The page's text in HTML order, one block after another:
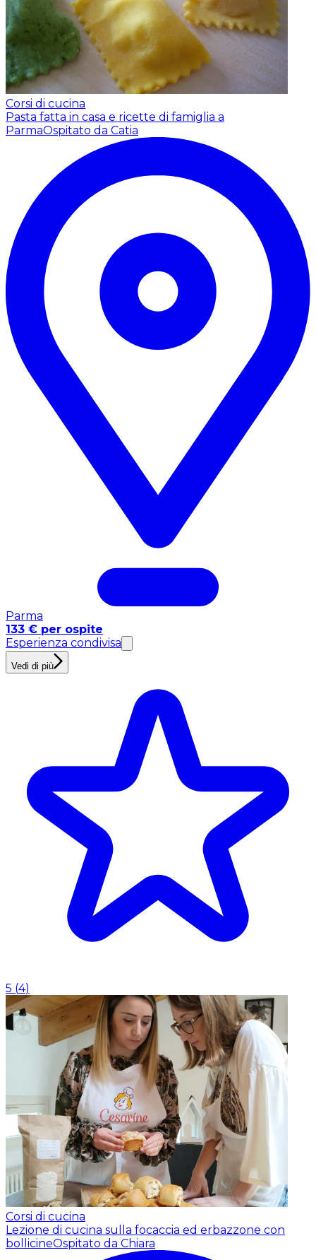
Corsi di cucina
Pasta fatta in casa e ricette di famiglia a
ParmaOspitato da Catia
Parma
133 € per ospite
Esperienza condivisa
Vedi di più
5 (4)
Corsi di cucina
Lezione di cucina sulla focaccia ed erbazzone con
bollicineOspitato da Chiara